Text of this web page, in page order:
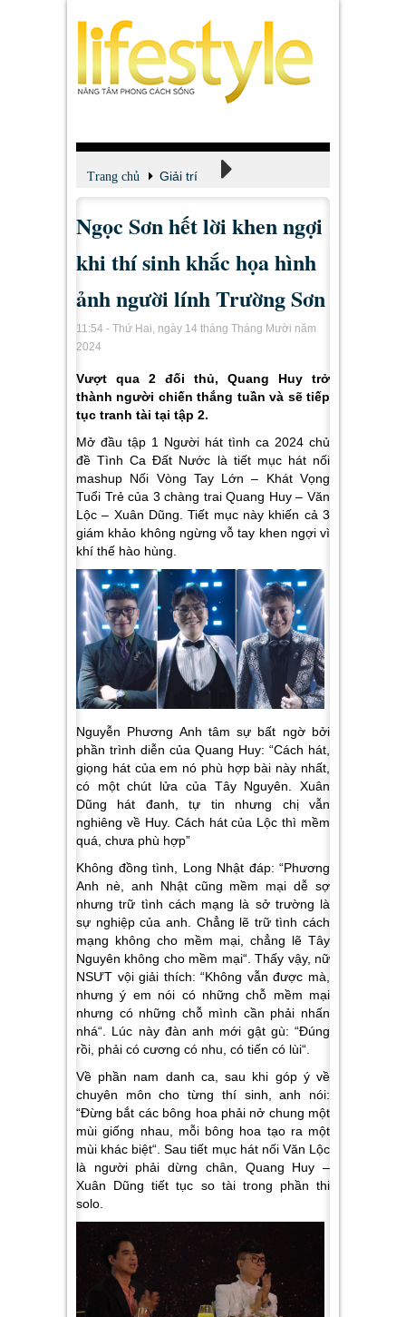
Trang chủ Giải trí
Xem - Nghe - Đọc
Ngọc Sơn hết lời khen ngợi
khi thí sinh khắc họa hình
ảnh người lính Trường Sơn
11:54 - Thứ Hai, ngày 14 tháng Tháng Mười năm
2024
Vượt qua 2 đối thủ, Quang Huy trở
thành người chiến thắng tuần và sẽ tiếp
tục tranh tài tại tập 2.
Mở đầu tập 1 Người hát tình ca 2024 chủ
đề Tình Ca Đất Nước là tiết mục hát nối
mashup Nối Vòng Tay Lớn – Khát Vọng
Tuổi Trẻ của 3 chàng trai Quang Huy – Văn
Lộc – Xuân Dũng. Tiết mục này khiến cả 3
giám khảo không ngừng vỗ tay khen ngợi vì
khí thế hào hùng.
Nguyễn Phương Anh tâm sự bất ngờ bởi
phần trình diễn của Quang Huy: “Cách hát,
giọng hát của em nó phù hợp bài này nhất,
có một chút lửa của Tây Nguyên. Xuân
Dũng hát đanh, tự tin nhưng chị vẫn
nghiêng về Huy. Cách hát của Lộc thì mềm
quá, chưa phù hợp”
Không đồng tình, Long Nhật đáp: “Phương
Anh nè, anh Nhật cũng mềm mại dễ sợ
nhưng trữ tình cách mạng là sở trường là
sự nghiệp của anh. Chẳng lẽ trữ tình cách
mạng không cho mềm mại, chẳng lẽ Tây
Nguyên không cho mềm mại“. Thấy vậy, nữ
NSƯT vội giải thích: “Không vẫn được mà,
nhưng ý em nói có những chỗ mềm mại
nhưng có những chỗ mình cần phải nhấn
nhá“. Lúc này đàn anh mới gật gù: “Đúng
rồi, phải có cương có nhu, có tiến có lùi“.
Về phần nam danh ca, sau khi góp ý về
chuyên môn cho từng thí sinh, anh nói:
“Đừng bắt các bông hoa phải nở chung một
mùi giống nhau, mỗi bông hoa tạo ra một
mùi khác biệt“. Sau tiết mục hát nối Văn Lộc
là người phải dừng chân, Quang Huy –
Xuân Dũng tiết tục so tài trong phần thi
solo.